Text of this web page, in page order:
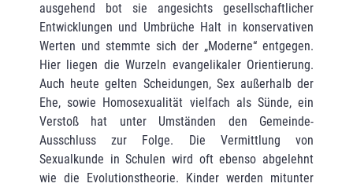
ausgehend bot sie angesichts gesellschaftlicher
Entwicklungen und Umbrüche Halt in konservativen
Werten und stemmte sich der „Moderne“ entgegen.
Hier liegen die Wurzeln evangelikaler Orientierung.
Auch heute gelten Scheidungen, Sex außerhalb der
Ehe, sowie Homosexualität vielfach als Sünde, ein
Verstoß hat unter Umständen den Gemeinde-
Ausschluss zur Folge. Die Vermittlung von
Sexualkunde in Schulen wird oft ebenso abgelehnt
wie die Evolutionstheorie. Kinder werden mitunter